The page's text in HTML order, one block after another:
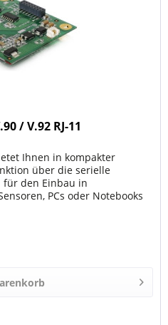
/ V.92 RJ-11
Ihnen in kompakter
über die serielle
den Einbau in
PCs oder Notebooks